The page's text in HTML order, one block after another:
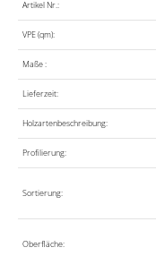
Artikel Nr.:
VPE (qm):
Maße :
Lieferzeit:
Holzartenbeschreibung:
Profilierung:
Sortierung:
Oberfläche: